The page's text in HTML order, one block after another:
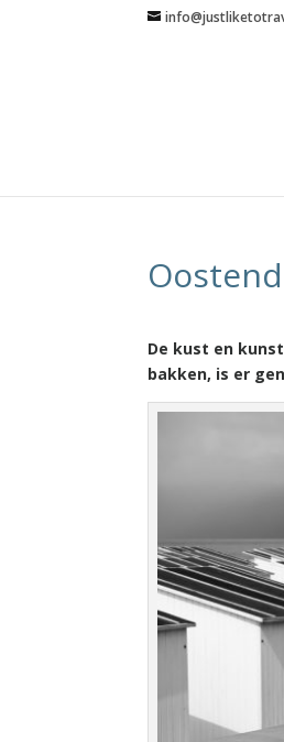
De kust en
bakken, is er